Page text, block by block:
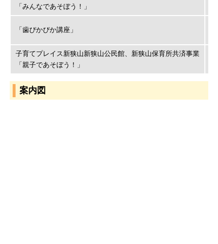
「みんなであそぼう！」
「歯ぴかぴか講座」
子育てプレイス新狭山新狭山公民館、新狭山保育所共済事業
「親子であそぼう！」
案内図